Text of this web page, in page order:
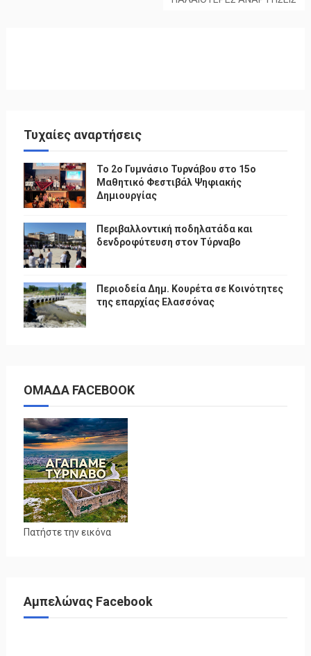
Τυχαίες αναρτήσεις
To 2ο Γυμνάσιο Τυρνάβου στο 15ο
Μαθητικό Φεστιβάλ Ψηφιακής
Δημιουργίας
Περιβαλλοντική ποδηλατάδα και
δενδροφύτευση στον Τύρναβο
Περιοδεία Δημ. Κουρέτα σε Κοινότητες
της επαρχίας Ελασσόνας
ΟΜΑΔΑ FACEBOOK
Πατήστε την εικόνα
Αμπελώνας Facebook